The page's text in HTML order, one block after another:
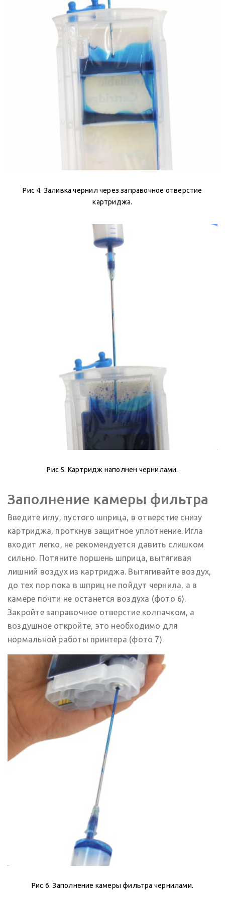
Рис 4. Заливка чернил через заправочное отверстие
картриджа.
Рис 5. Картридж наполнен чернилами.
Заполнение камеры фильтра
Введите иглу, пустого шприца, в отверстие снизу
картриджа, проткнув защитное уплотнение. Игла
входит легко, не рекомендуется давить слишком
сильно. Потяните поршень шприца, вытягивая
лишний воздух из картриджа. Вытягивайте воздух,
до тех пор пока в шприц не пойдут чернила, а в
камере почти не останется воздуха (фото 6).
Закройте заправочное отверстие колпачком, а
воздушное откройте, это необходимо для
нормальной работы принтера (фото 7).
Рис 6. Заполнение камеры фильтра чернилами.